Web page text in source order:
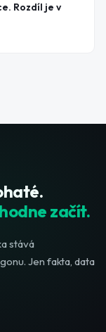
Rozdíl je v
začít.
stává
Jen fakta, data